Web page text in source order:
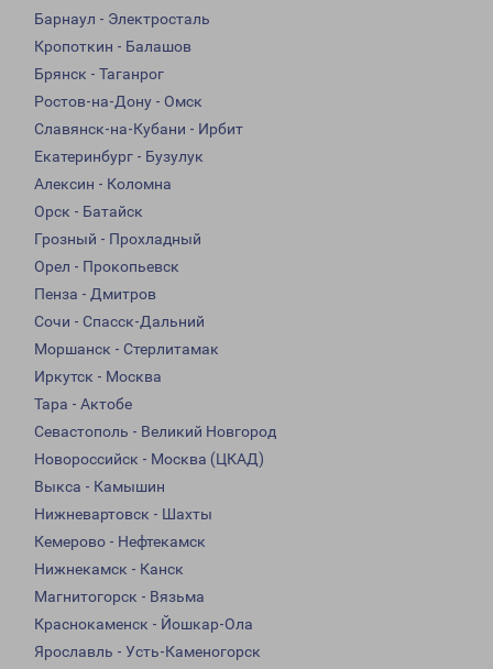
Барнаул - Электросталь
Кропоткин - Балашов
Брянск - Таганрог
Ростов-на-Дону - Омск
Славянск-на-Кубани - Ирбит
Екатеринбург - Бузулук
Алексин - Коломна
Орск - Батайск
Грозный - Прохладный
Орел - Прокопьевск
Пенза - Дмитров
Сочи - Спасск-Дальний
Моршанск - Стерлитамак
Иркутск - Москва
Тара - Актобе
Севастополь - Великий Новгород
Новороссийск - Москва (ЦКАД)
Выкса - Камышин
Нижневартовск - Шахты
Кемерово - Нефтекамск
Нижнекамск - Канск
Магнитогорск - Вязьма
Краснокаменск - Йошкар-Ола
Ярославль - Усть-Каменогорск